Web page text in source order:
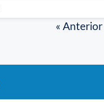
« Anterior